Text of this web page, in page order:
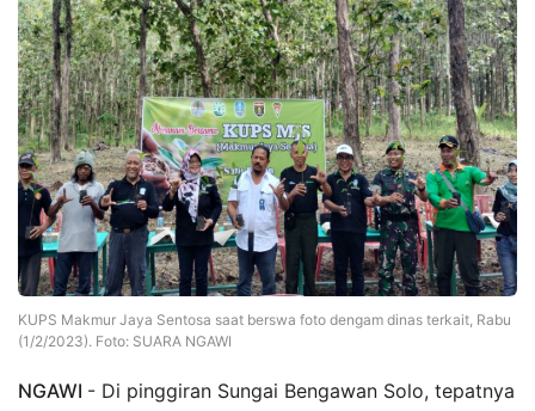
KUPS Makmur Jaya Sentosa saat berswa foto dengam dinas terkait, Rabu
(1/2/2023). Foto: SUARA NGAWI
NGAWI - Di pinggiran Sungai Bengawan Solo, tepatnya